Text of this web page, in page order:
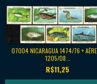
07004 NICARAGUA 1474/76 +
1205/08...
R$11,25